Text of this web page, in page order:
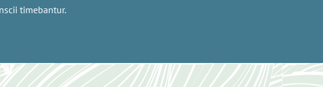
timebantur.